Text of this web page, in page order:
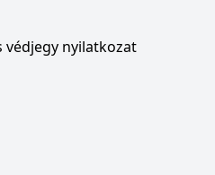
védjegy nyilatkozat